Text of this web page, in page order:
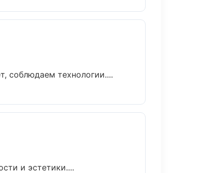
соблюдаем технологии....
и эстетики....